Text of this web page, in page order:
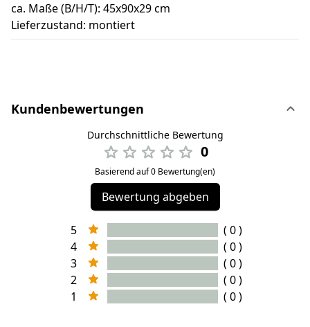
ca. Maße (B/H/T): 45x90x29 cm
Lieferzustand: montiert
Kundenbewertungen
Durchschnittliche Bewertung
0
Basierend auf 0 Bewertung(en)
Bewertung abgeben
5
( 0 )
4
( 0 )
3
( 0 )
2
( 0 )
1
( 0 )